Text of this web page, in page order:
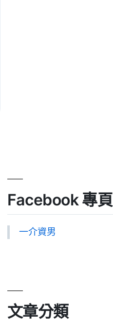
Facebook 專頁
一介資男
文章分類